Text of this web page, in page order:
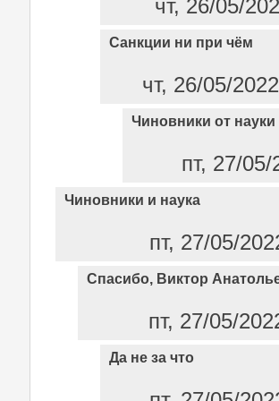
чт, 26/05/
Санкции ни при чём
чт, 26/05/
Чиновники от науки
пт, 27/
Чиновники и наука
пт, 27/05/
Спасибо, Виктор
пт, 27/05/
Да не за что